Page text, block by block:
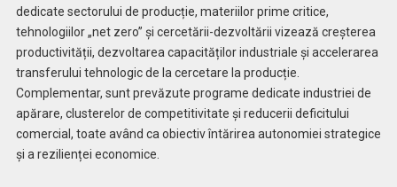
dedicate sectorului de producție, materiilor prime critice,
tehnologiilor „net zero” și cercetării-dezvoltării vizează creșterea
productivității, dezvoltarea capacităților industriale și accelerarea
transferului tehnologic de la cercetare la producție.
Complementar, sunt prevăzute programe dedicate industriei de
apărare, clusterelor de competitivitate și reducerii deficitului
comercial, toate având ca obiectiv întărirea autonomiei strategice
și a rezilienței economice.